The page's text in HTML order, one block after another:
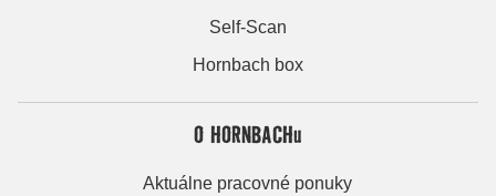
Self-Scan
Hornbach box
O HORNBACHu
Aktuálne pracovné ponuky